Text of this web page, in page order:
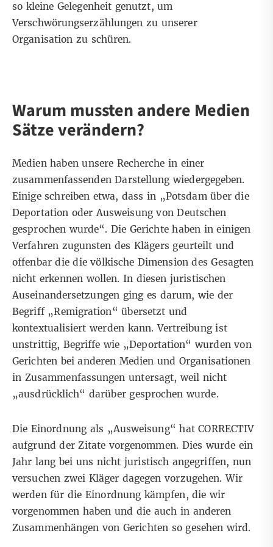
so kleine Gelegenheit genutzt, um
Verschwörungserzählungen zu unserer
Organisation zu schüren.
Warum mussten andere Medien
Sätze verändern?
Medien haben unsere Recherche in einer
zusammenfassenden Darstellung wiedergegeben.
Einige schreiben etwa, dass in „Potsdam über die
Deportation oderAusweisungvon Deutschen
gesprochen wurde“. Die Gerichte haben in einigen
Verfahren zugunsten des Klägers geurteilt und
offenbar die die völkische Dimension des Gesagten
nicht erkennen wollen. In diesen juristischen
Auseinandersetzungen ging es darum, wie der
Begriff „Remigration“ übersetzt und
kontextualisiert werden kann. Vertreibung ist
unstrittig, Begriffe wie „Deportation“ wurden von
Gerichten bei anderen Medien und Organisationen
in Zusammenfassungen untersagt, weil nicht
„ausdrücklich“ darüber gesprochen wurde.
Die Einordnung als „Ausweisung“ hat CORRECTIV
aufgrund der Zitate vorgenommen. Dies wurde ein
Jahr lang bei uns nicht juristisch angegriffen, nun
versuchen zwei Kläger dagegen vorzugehen. Wir
werden für die Einordnung kämpfen, die wir
vorgenommen haben und die auch in anderen
Zusammenhängen von Gerichten so gesehen wird.